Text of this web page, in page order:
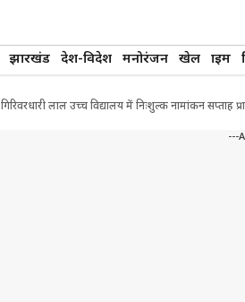
झारखंड देश-विदेश मनोरंजन खेल क्राइम
गिरिवरधारी लाल उच्च विद्यालय में निःशुल्क नामांकन सप्ताह
---